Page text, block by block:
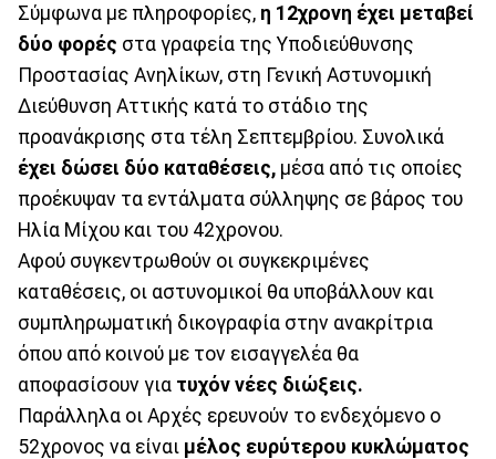
Σύμφωνα με πληροφορίες, η 12χρονη έχει μεταβεί
δύο φορές στα γραφεία της Υποδιεύθυνσης
Προστασίας Ανηλίκων, στη Γενική Αστυνομική
Διεύθυνση Αττικής κατά το στάδιο της
προανάκρισης στα τέλη Σεπτεμβρίου. Συνολικά
έχει δώσει δύο καταθέσεις, μέσα από τις οποίες
προέκυψαν τα εντάλματα σύλληψης σε βάρος του
Ηλία Μίχου και του 42χρονου.
Αφού συγκεντρωθούν οι συγκεκριμένες
καταθέσεις, οι αστυνομικοί θα υποβάλλουν και
συμπληρωματική δικογραφία στην ανακρίτρια
όπου από κοινού με τον εισαγγελέα θα
αποφασίσουν για τυχόν νέες διώξεις.
Παράλληλα οι Αρχές ερευνούν το ενδεχόμενο ο
52χρονος να είναι μέλος ευρύτερου κυκλώματος